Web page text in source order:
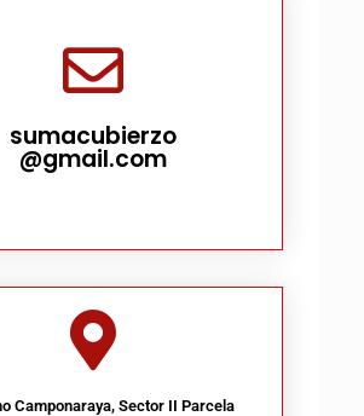
sumacubierzo
@gmail.com
Camponaraya, Sector II Parcela